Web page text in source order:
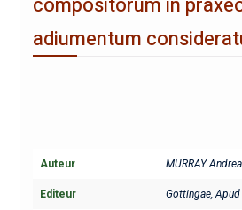
adiumentum
Auteur MURRAY Andrea
Editeur Gottingae,